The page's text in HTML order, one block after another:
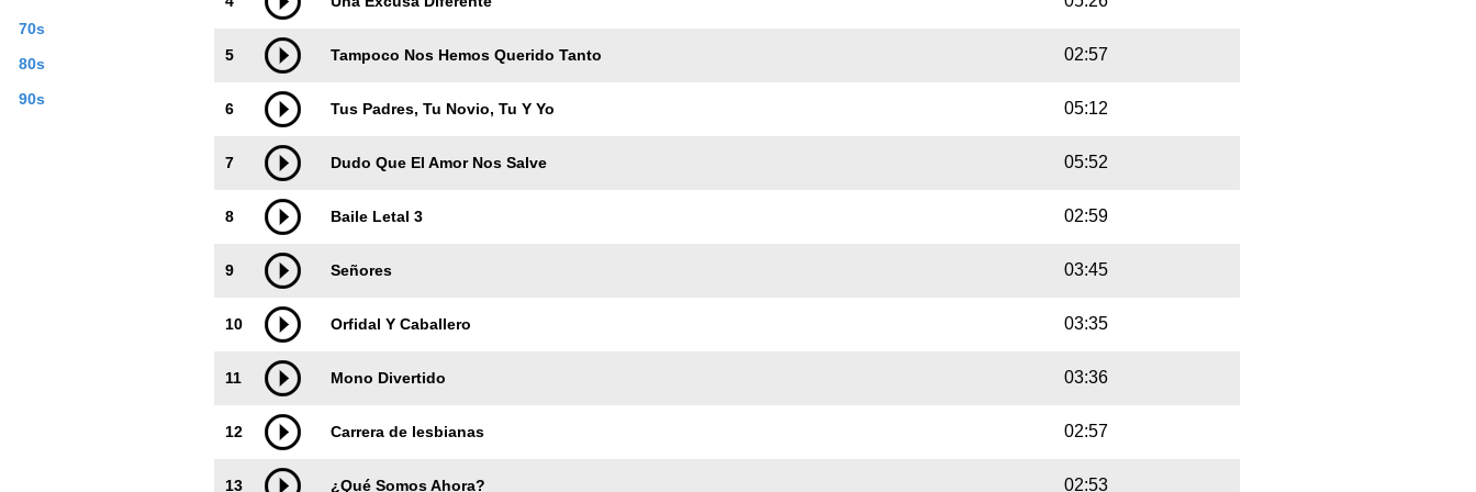
70s
80s
90s
5 Tampoco Nos Hemos Querido Tanto 02:57
6 Tus Padres, Tu Novio, Tu Y Yo 05:12
7 Dudo Que El Amor Nos Salve 05:52
8 Baile Letal 3 02:59
9 Señores 03:45
10 Orfidal Y Caballero 03:35
11 Mono Divertido 03:36
12 Carrera de lesbianas 02:57
13 ¿Qué Somos Ahora? 02:53